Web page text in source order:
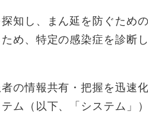
知し、まん延を防ぐため
め、特定の感染症を診断
の情報共有・把握を迅速
ム（以下、「システム」